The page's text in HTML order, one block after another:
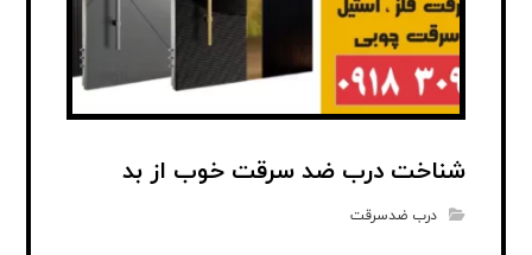
شناخت درب ضد سرقت خوب از بد
درب ضدسرقت